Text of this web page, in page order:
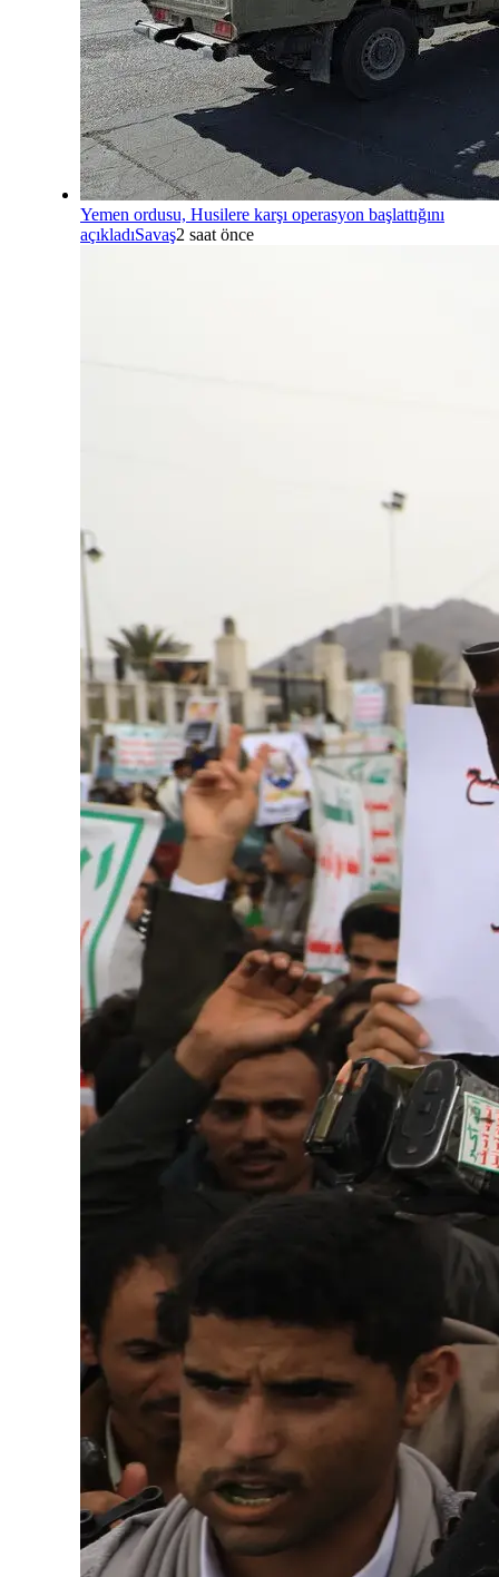
Yemen ordusu, Husilere karşı operasyon başlattığını
açıkladıSavaş2 saat önce